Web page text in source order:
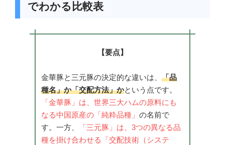
でわかる比較表
【要点】
金華豚と三元豚の決定的な違いは、 「品
種名」か「交配方法」かという点です。
「金華豚」は、世界三大ハムの原料にも
なる中国原産の「純粋品種」 の名前で
す。一方、
「三元豚」は、3つの異なる品
種を掛け合わせる「交配技術（システ